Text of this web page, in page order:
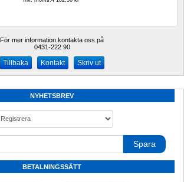
För mer information kontakta oss på
0431-222 90
Kontakt Skriv ut
NYHETSBREV
Spara
BETALNINGSSÄTT